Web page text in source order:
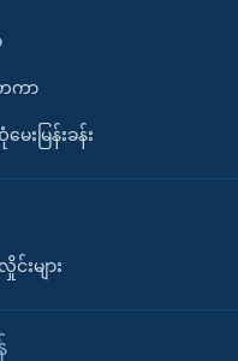
ကာ
းမြန်းခန်း
းများ